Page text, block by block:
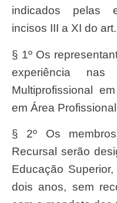
indicados pelas
incisos III a XI do art.
§ 1º Os
experiência
Multiprofissional
em Área
§ 2º Os
Recursal serão
Educação
dois anos, sem